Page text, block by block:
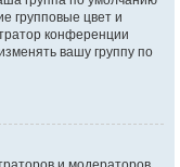
групповые цвет и
конференции
вашу группу по